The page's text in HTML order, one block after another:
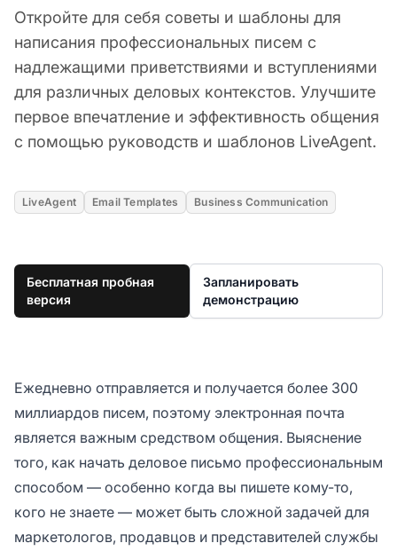
Откройте для себя советы и шаблоны для
написания профессиональных писем с
надлежащими приветствиями и вступлениями
для различных деловых контекстов. Улучшите
первое впечатление и эффективность общения
с помощью руководств и шаблонов LiveAgent.
LiveAgent Email Templates Business Communication
Бесплатная пробная
версия
Запланировать
демонстрацию
Ежедневно отправляется и получается более 300
миллиардов писем, поэтому электронная почта
является важным средством общения. Выяснение
того, как начать деловое письмо профессиональным
способом — особенно когда вы пишете кому-то,
кого не знаете — может быть сложной задачей для
маркетологов, продавцов и представителей службы